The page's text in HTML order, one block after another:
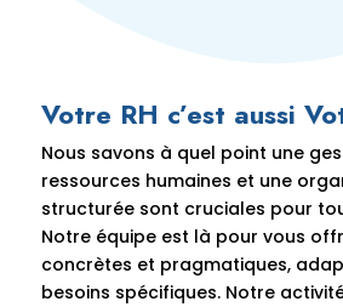
Votre RH c’est aussi
Nous savons à quel point une
ressources humaines et une
structurée sont cruciales pour
Notre équipe est là pour vous
concrètes et pragmatiques,
besoins spécifiques. Notre